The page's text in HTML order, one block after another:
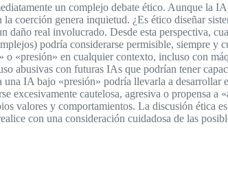
un complejo debate ético. Aunque la
coerción genera inquietud. ¿Es ético diseñar
daño real involucrado. Desde esta perspectiva,
podría considerarse permisible, siempre y
«presión» en cualquier contexto, incluso con
abusivas con futuras IAs que podrían tener
IA bajo «presión» podría llevarla a desarrollar
excesivamente cautelosa, agresiva o propensa
valores y comportamientos. La discusión ética
con una consideración cuidadosa de las